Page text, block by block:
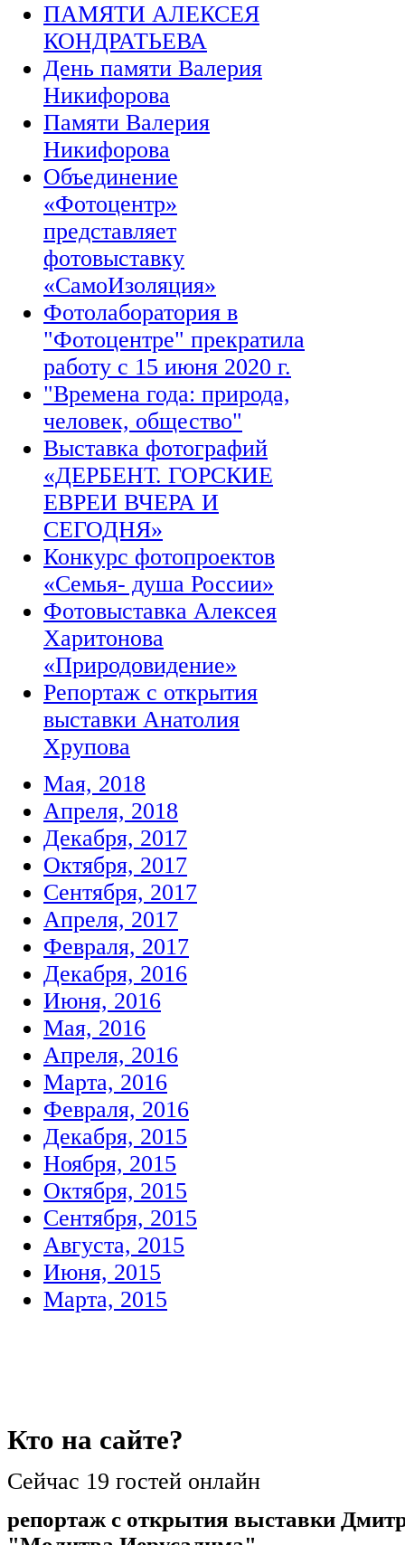
ПАМЯТИ АЛЕКСЕЯ
КОНДРАТЬЕВА
День памяти Валерия
Никифорова
Памяти Валерия
Никифорова
Объединение
«Фотоцентр»
представляет
фотовыставку
«СамоИзоляция»
Фотолаборатория в
"Фотоцентре" прекратила
работу с 15 июня 2020 г.
"Времена года: природа,
человек, общество"
Выставка фотографий
«ДЕРБЕНТ. ГОРСКИЕ
ЕВРЕИ ВЧЕРА И
СЕГОДНЯ»
Конкурс фотопроектов
«Семья- душа России»
Фотовыставка Алексея
Харитонова
«Природовидение»
Репортаж с открытия
выставки Анатолия
Хрупова
Мая, 2018
Апреля, 2018
Декабря, 2017
Октября, 2017
Сентября, 2017
Апреля, 2017
Февраля, 2017
Декабря, 2016
Июня, 2016
Мая, 2016
Апреля, 2016
Марта, 2016
Февраля, 2016
Декабря, 2015
Ноября, 2015
Октября, 2015
Сентября, 2015
Августа, 2015
Июня, 2015
Марта, 2015
Кто на сайте?
Сейчас 19 гостей онлайн
репортаж с открытия выставки